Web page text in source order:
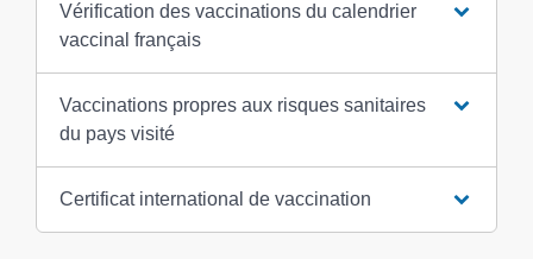
Vérification des vaccinations du calendrier
vaccinal français
Vaccinations propres aux risques sanitaires
du pays visité
Certificat international de vaccination